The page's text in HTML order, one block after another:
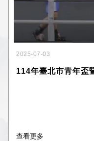
2025-07-03
114年臺北市青年盃
查看更多